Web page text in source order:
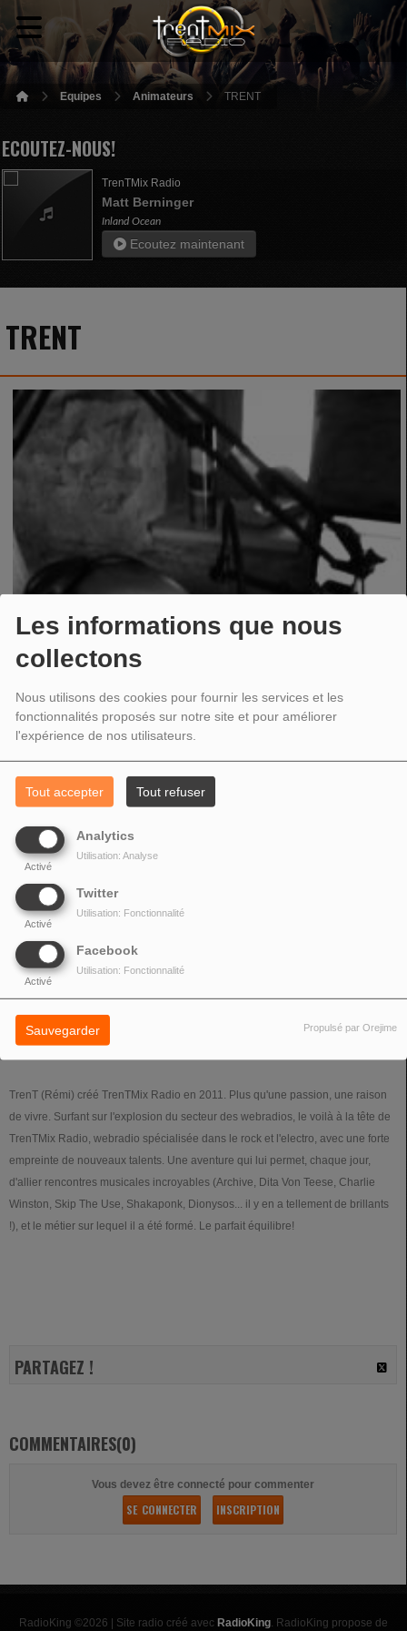
Les informations que nous
collectons
Nous utilisons des cookies pour fournir les services et les
fonctionnalités proposés sur notre site et pour améliorer
l'expérience de nos utilisateurs.
Tout accepter Tout refuser
Analytics
Activé
Utilisation: Analyse
Twitter
Activé
Utilisation: Fonctionnalité
Facebook
Activé
Utilisation: Fonctionnalité
Sauvegarder Propulsé par Orejime
Equipes Animateurs TRENT
ECOUTEZ-NOUS!
TrenTMix Radio
Matt Berninger
Inland Ocean
Ecoutez maintenant
TRENT
TrenT (Rémi) créé TrenTMix Radio en 2011. Plus qu'une passion, une raison
de vivre. Surfant sur l'explosion du secteur des webradios, le voilà à la tête de
TrenTMix Radio, webradio spécialisée dans le rock et l'electro, avec une forte
empreinte de nouveaux talents. Une aventure qui lui permet, chaque jour,
d'allier rencontres musicales incroyables (Archive, Dita Von Teese, Charlie
Winston, Skip The Use, Shakaponk, Dionysos... il y en a tellement de brillants
!), et le métier sur lequel il a été formé. Le parfait équilibre!
PARTAGEZ !
COMMENTAIRES(0)
Vous devez être connecté pour commenter
SE CONNECTER INSCRIPTION
RadioKing ©2026 | Site radio créé avec RadioKing. RadioKing propose de